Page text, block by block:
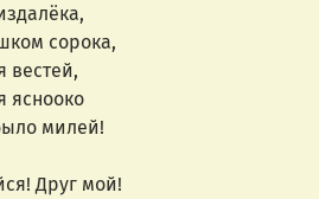
сорока,
вестей,
яснооко
милей!
Друг мой!